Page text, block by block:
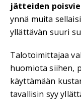
jätteiden
ynnä muita
yllättävän suuri
Talotoimittajaa
huomiota siihen,
käyttämään
tavallisin syy